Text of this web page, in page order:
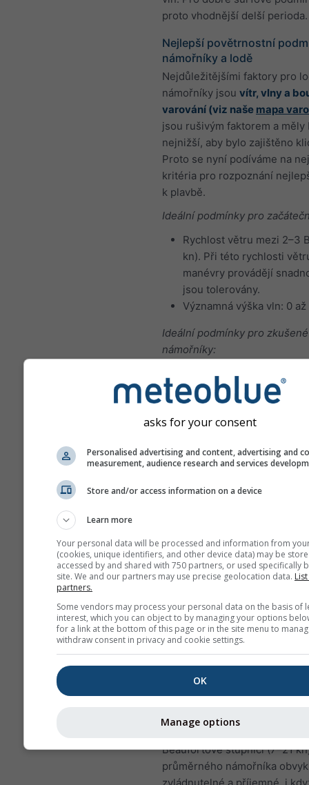
proto vhodnější delší perioda.
Nejlepší povětrnostní
námořníky a lodě
Nejdůležitějšími faktory pro
námořníky jsou vítr, vlny a
varování (viz naše mapa
jsou rušivým faktorem a měly
nejnižší, aby bylo zajištěno
Proto se nyní podíváme na
kritéria pro rozpoznání
k plavbě.
Ideální podmínky pro
Rychlost větru mezi 2–3
kn). Při této rychlosti
manévry provádějí
jsou tolerovány.
Významná výška vln: 0 až
Ideální podmínky pro zkušené
námořníky:
Rychlost větru mezi 4–5
kn). Při této rychlosti
vyžadují manévry více
koordinaci, aby se
Významná výška vln:
metry; za určitých
mohou vlny lámat.
proto je první
veličinou, kterou námořník
Příliš slabý vítr (nebo jeho
absence) by přinutil
motor (což vede k
„motorboatingu“) nebo
První věcí, kterou se
plánování rekreační plavby
je přítomnost (a trvání)
větru po celou očekávanou
Beaufortově stupnici (7–21
průměrného námořníka
asks for your consent
Personalised advertising and content, advertising and
measurement, audience research and services
Store and/or access information on a device
Learn more
Your personal data will be processed and information from
(cookies, unique identifiers, and other device data) may be
accessed by and shared with 750 partners, or used specifically
site. We and our partners may use precise geolocation data.
partners.
Some vendors may process your personal data on the basis of
interest, which you can object to by managing your options
for a link at the bottom of this page or in the site menu to
withdraw consent in privacy and cookie settings.
OK
Manage options